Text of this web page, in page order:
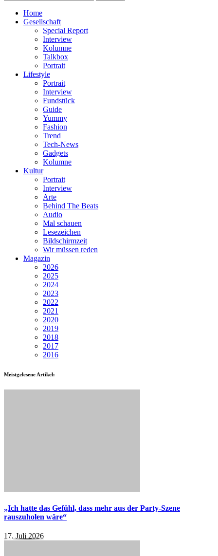
nach:
Home
Gesellschaft
Special Report
Interview
Kolumne
Talkbox
Portrait
Lifestyle
Portrait
Interview
Fundstück
Guide
Yummy
Fashion
Trend
Tech-News
Gadgets
Kolumne
Kultur
Portrait
Interview
Arte
Behind The Beats
Audio
Mal schauen
Lesezeichen
Bildschirmzeit
Wir müssen reden
Magazin
2026
2025
2024
2023
2022
2021
2020
2019
2018
2017
2016
Meistgelesene Artikel:
„Ich hatte das Gefühl, dass mehr aus der Party-Szene
rauszuholen wäre“
17. Juli 2026